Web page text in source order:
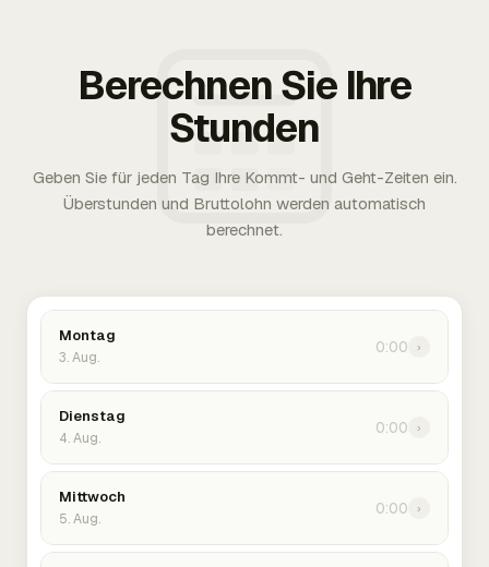
Berechnen Sie Ihre
Stunden
Geben Sie für jeden Tag Ihre Kommt- und Geht-Zeiten ein.
Überstunden und Bruttolohn werden automatisch
berechnet.
Montag
3. Aug.
0:00 ›
Dienstag
4. Aug.
0:00 ›
Mittwoch
5. Aug.
0:00 ›